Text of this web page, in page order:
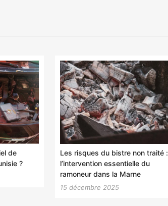
de
?
Les risques du bistre non traité :
l’intervention essentielle du
ramoneur dans la Marne
15 décembre 2025